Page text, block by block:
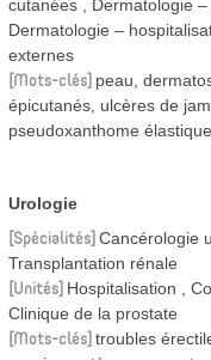
cutanées
Dermatologie
Dermatologie –
externes
Mots-clés peau,
épicutanés, ulcères de
pseudoxanthome
Urologie
Spécialités Cancérologie
Transplantation rénale
Unités Hospitalisation
Clinique de la prostate
Mots-clés troubles